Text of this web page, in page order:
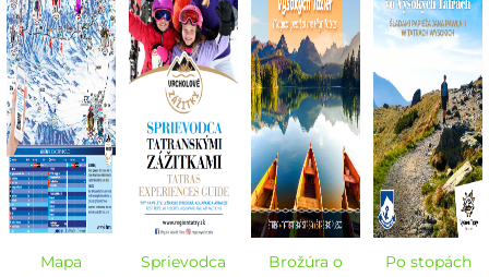
EN 2025
Mapa
Sprievodca
Brožúra o
Po stopách